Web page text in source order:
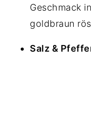
Geschmack
goldbraun
Salz &